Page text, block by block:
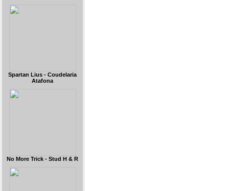
Spartan Lius - Coudelaria
Atafona
No More Trick - Stud H & R